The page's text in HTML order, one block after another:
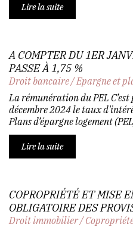
Lire la suite
A COMPTER DU 1ER
PASSE À 1,75 %
Droit bancaire/Epargne et
La rémunération du PEL
décembre 2024 le taux
Plans d’épargne logement
Lire la suite
COPROPRIÉTÉ ET MISE
OBLIGATOIRE DES
Droit immobilier/